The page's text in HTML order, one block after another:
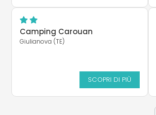
Camping Carouan
Giulianova (TE)
SCOPRI DI PIÙ